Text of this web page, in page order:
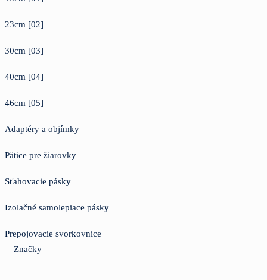
23cm [02]
30cm [03]
40cm [04]
46cm [05]
Adaptéry a objímky
Pätice pre žiarovky
Sťahovacie pásky
Izolačné samolepiace pásky
Prepojovacie svorkovnice
Značky